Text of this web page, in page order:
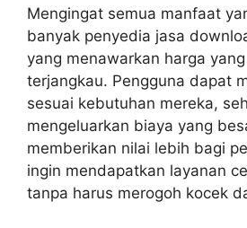
Mengingat semua manfaat
banyak penyedia jasa
yang menawarkan harga
terjangkau. Pengguna dapat
sesuai kebutuhan mereka,
mengeluarkan biaya yang
memberikan nilai lebih bagi
ingin mendapatkan layanan
tanpa harus merogoh kocek